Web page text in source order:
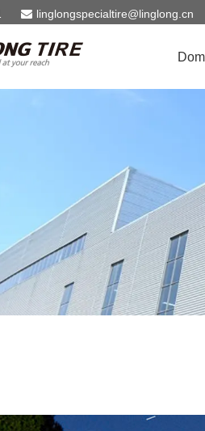
linglongspecialtire@linglong.cn
Dom